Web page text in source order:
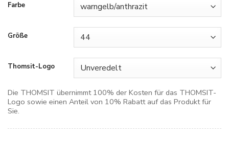
Farbe
Größe
Thomsit-Logo
Die THOMSIT übernimmt 100% der Kosten für das THOMSIT-
Logo sowie einen Anteil von 10% Rabatt auf das Produkt für
Sie.